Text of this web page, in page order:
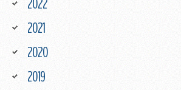
2021
2020
2019